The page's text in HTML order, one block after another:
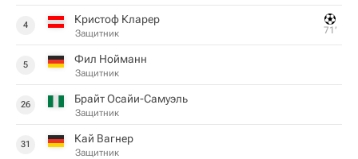
4 Кристоф Кларер
Защитник 71‎’‎
5 Фил Нойманн
Защитник
26 Брайт Осайи-Самуэль
Защитник
31 Кай Вагнер
Защитник